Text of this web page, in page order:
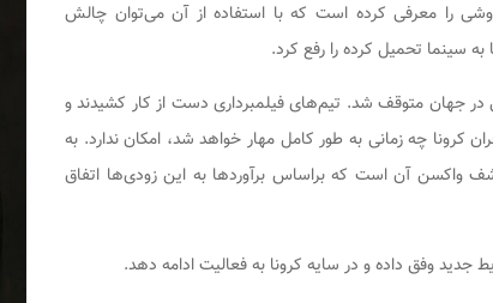
را معرفی کرده است که با استفاده از آن می‌توان چالش
سینما تحمیل کرده را رفع کرد.
در جهان متوقف شد. تیم‌های فیلمبرداری دست از کار کشیدند و
کرونا چه زمانی به طور کامل مهار خواهد شد، امکان ندارد. به
واکسن آن است که براساس برآوردها به این زودی‌ها اتفاق
جدید وفق داده و در سایه کرونا به فعالیت ادامه دهد.